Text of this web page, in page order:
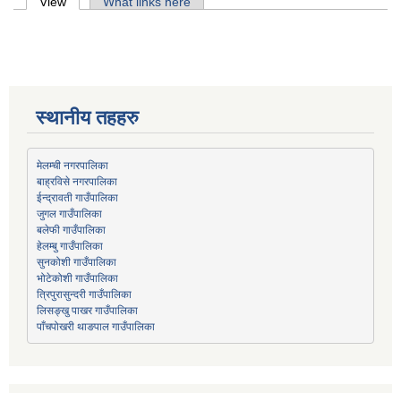
Primary tabs
स्थानीय तहहरु
मेलम्ची नगरपालिका
बाह्रविसे नगरपालिका
ईन्द्रावती गाउँपालिका
जुगल गाउँपालिका
बलेफी गाउँपालिका
हेलम्बु गाउँपालिका
सुनकोशी गाउँपालिका
भोटेकोशी गाउँपालिका
त्रिपुरासुन्दरी गाउँपालिका
लिसङ्खु पाखर गाउँपालिका
पाँचपोखरी थाङपाल गाउँपालिका